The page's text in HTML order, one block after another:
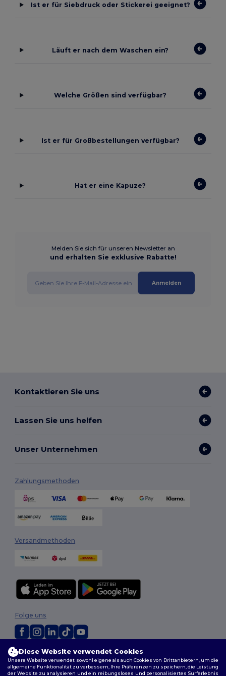
Ist er für Siebdruck oder Stickerei geeignet?
Läuft er nach dem Waschen ein?
Welche Größen sind verfügbar?
Ist er für Großbestellungen verfügbar?
Hat er eine Kapuze?
Melden Sie sich für unseren Newsletter an
und erhalten Sie exklusive Rabatte!
Anmelden
Kontaktieren Sie uns
Lassen Sie uns helfen
Unser Unternehmen
Zahlungsmethoden
Versandmethoden
2026. Alle Rechte vorbehalten
Allgemeine Geschäftsbedingungen |Personalisierungsrichtlinien|
Datenschutzbestimmungen
| Cookie-Richtlinie | Site Map
Folge uns
Diese Website verwendet Cookies
Unsere Website verwendet sowohl eigene als auch Cookies von Drittanbietern, um die
allgemeine Funktionalität zu verbessern, Ihre Präferenzen zu speichern, die Leistung
der Website zu analysieren und ein reibungsloses und personalisiertes Surferlebnis